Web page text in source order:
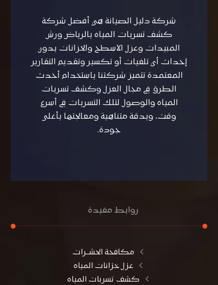
شركة دليل الصيانة هي أفضل شركة
كشف تسربات المياه بالرياض ورش
المبيدات وعزل الاسطح والخزانات بدون
إحداث أي تلفيات أو تكسير وتقديم التقارير
المعتمدة تتميز شركتنا باستخدام أحدث
الطرق في مجال العزل وكشف تسربات
المياه والوصول لتلك التسربات في أسرع
وقت، وبدقة متناهية ومعالجتها بأعلى
جودة.
روابط مفيدة
مكافحة الحشــرات
عزل خزانات المياه
كشف تسربات المياه